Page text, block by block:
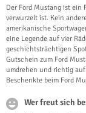
Der Ford Mustang ist ein
verwurzelt ist. Kein
amerikanische
eine Legende auf vier
geschichtsträchtigen
Gutschein zum Ford
umdrehen und richtig
Beschenkte beim Ford
Wer freut sich